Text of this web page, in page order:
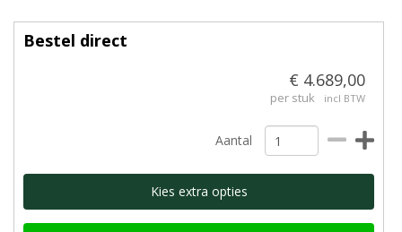
Bestel direct
€ 4.689,00
per stuk incl BTW
Aantal
Kies extra opties